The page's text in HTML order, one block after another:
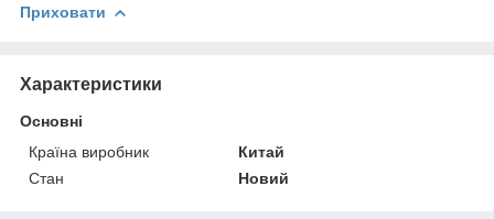
Приховати
Характеристики
Основні
Країна виробник
Китай
Стан
Новий